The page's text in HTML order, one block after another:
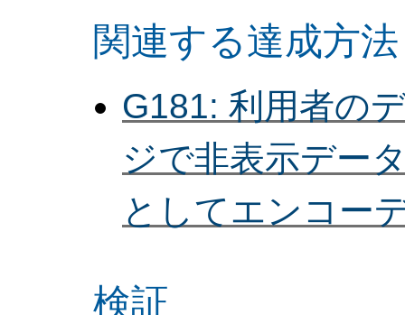
関連する達成方法
G181: 利用者の
ジで非表示デー
としてエンコー
検証